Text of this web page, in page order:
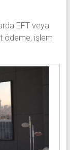
EFT veya
ödeme, işlem